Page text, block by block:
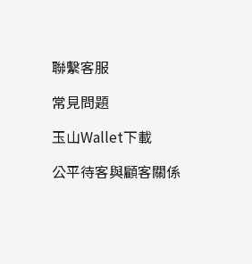
聯繫客服
常見問題
玉山Wallet下載
公平待客與顧客關係